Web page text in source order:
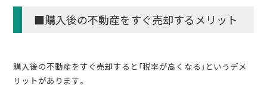
■購入後の不動産をすぐ売却するメリット
購入後の不動産をすぐ売却すると「税率が高くなる」というデメ
リットがあります。